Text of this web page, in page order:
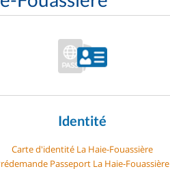
Identité
Carte d'identité La Haie-Fouassière
Passeport La Haie-Fouassière